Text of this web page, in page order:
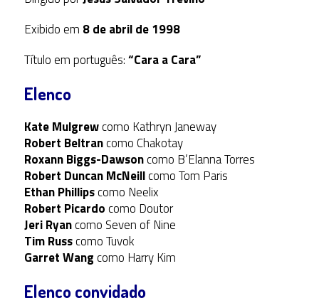
Exibido em 8 de abril de 1998
Título em português:“Cara a Cara”
Elenco
Kate Mulgrewcomo Kathryn Janeway
Robert Beltrancomo Chakotay
Roxann Biggs-Dawsoncomo B’Elanna Torres
Robert Duncan McNeillcomo Tom Paris
Ethan Phillipscomo Neelix
Robert Picardocomo Doutor
Jeri Ryancomo Seven of Nine
Tim Russcomo Tuvok
Garret Wangcomo Harry Kim
Elenco convidado